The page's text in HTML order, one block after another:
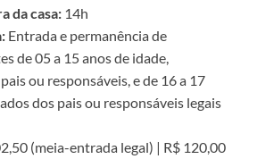
da casa: 14h
Entrada e permanência de
de 05 a 15 anos de idade,
ou responsáveis, e de 16 a 17
dos pais ou responsáveis legais
(meia-entrada legal) | R$ 120,00